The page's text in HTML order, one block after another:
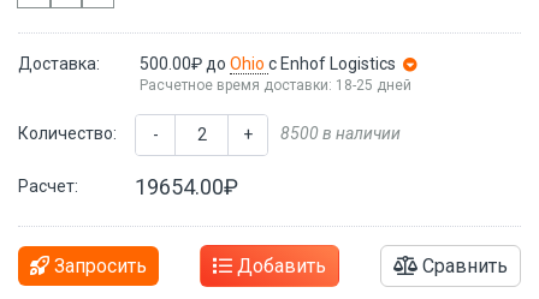
Доставка: 500.00₽ до Ohio с Enhof Logistics
Расчетное время доставки: 18-25 дней
Количество: - + 8500 в наличии
Расчет: 19654.00₽
Запросить Добавить Сравнить